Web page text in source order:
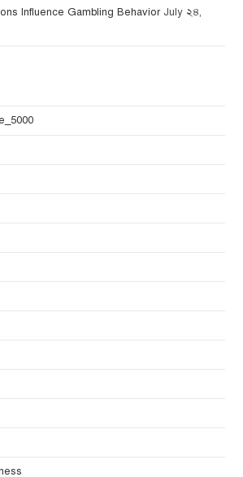
Influence Gambling Behavior July ২৪,